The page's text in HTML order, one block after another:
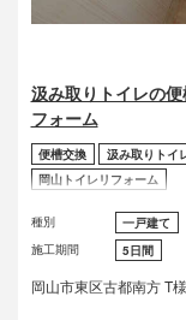
汲み取りトイレの
フォーム
便槽交換 汲み取りトイ
岡山トイレリフォーム
種別
一戸建て
施工期間
5日間
岡山市東区古都南方 T様